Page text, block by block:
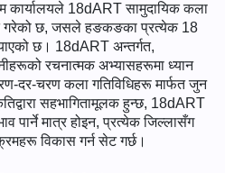
कार्यालयले 18dART सामुदायिक कला
गरेको छ, जसले हङकङका प्रत्येक 18
छ। 18dART अन्तर्गत,
रचनात्मक अभ्यासहरूमा ध्यान
दर-चरण कला गतिविधिहरू मार्फत जुन
सहभागितामूलक हुन्छ, 18dART
पार्ने मात्र होइन, प्रत्येक जिल्लासँग
विकास गर्न सेट गर्छ।